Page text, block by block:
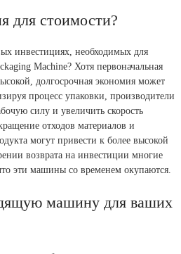
для стоимости?
инвестициях, необходимых для
Machine? Хотя первоначальная
долгосрочная экономия может
процесс упаковки, производители
силу и увеличить скорость
отходов материалов и
могут привести к более высокой
возврата на инвестиции многие
эти машины со временем окупаются.
машину для ваших